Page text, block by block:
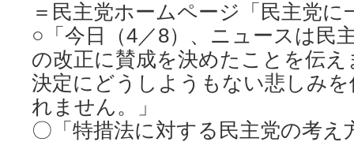
＝民主党ホームページ「民主党に
○「今日（4／8）、ニュースは民
の改正に賛成を決めたことを伝
決定にどうしようもない悲しみ
れません。」
〇「特措法に対する民主党の考え